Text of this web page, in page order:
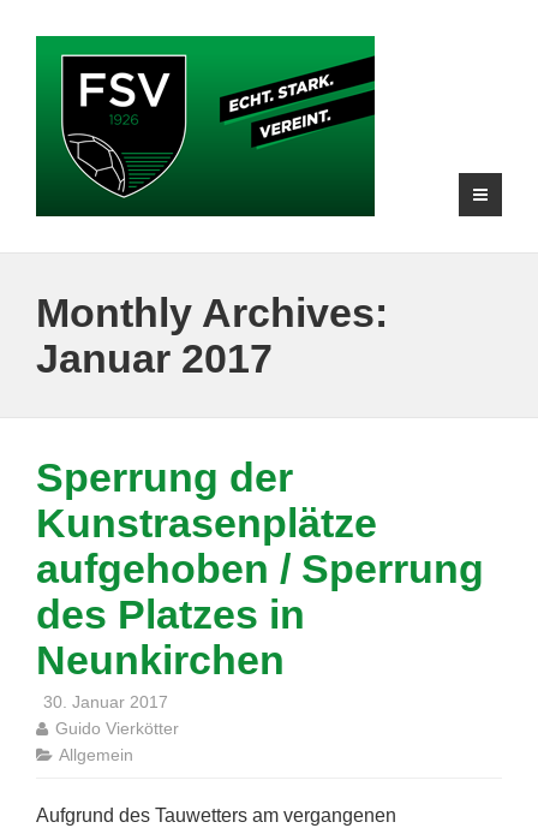
Monthly Archives:
Januar 2017
Sperrung der
Kunstrasenplätze
aufgehoben / Sperrung
des Platzes in
Neunkirchen
30. Januar 2017
Guido Vierkötter
Allgemein
Aufgrund des Tauwetters am vergangenen